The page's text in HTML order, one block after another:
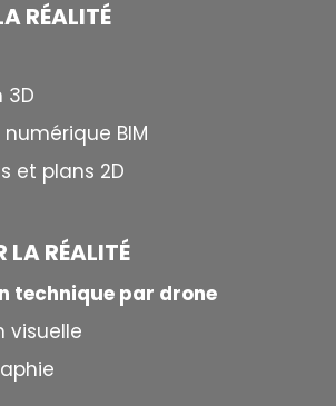
RÉALITÉ
3D
BIM
et plans 2D
LA RÉALITÉ
technique par drone
visuelle